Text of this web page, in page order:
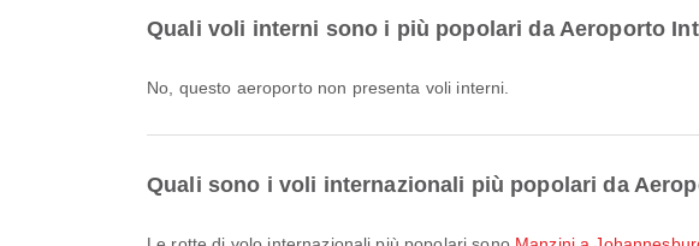
Quali voli interni sono i più popolari da Aeroporto
No, questo aeroporto non presenta voli interni.
Quali sono i voli internazionali più popolari da